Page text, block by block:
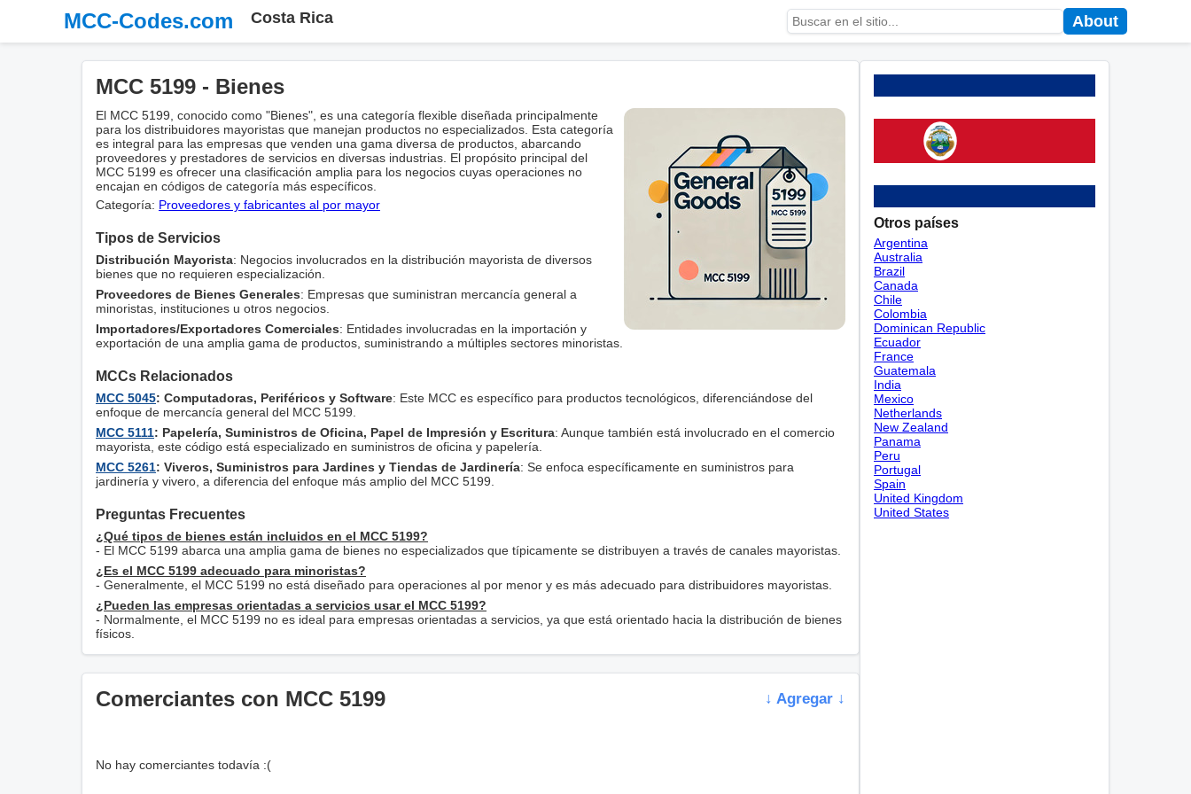
MCC-Codes.com Costa Rica About
MCC 5199 - Bienes
El MCC 5199, conocido como "Bienes", es una categoría flexible diseñada principalmente
para los distribuidores mayoristas que manejan productos no especializados. Esta categoría
es integral para las empresas que venden una gama diversa de productos, abarcando
proveedores y prestadores de servicios en diversas industrias. El propósito principal del
MCC 5199 es ofrecer una clasificación amplia para los negocios cuyas operaciones no
encajan en códigos de categoría más específicos.
Categoría: Proveedores y fabricantes al por mayor
Tipos de Servicios
Distribución Mayorista: Negocios involucrados en la distribución mayorista de diversos
bienes que no requieren especialización.
Proveedores de Bienes Generales: Empresas que suministran mercancía general a
minoristas, instituciones u otros negocios.
Importadores/Exportadores Comerciales: Entidades involucradas en la importación y
exportación de una amplia gama de productos, suministrando a múltiples sectores minoristas.
MCCs Relacionados
MCC 5045: Computadoras, Periféricos y Software: Este MCC es específico para productos tecnológicos, diferenciándose del
enfoque de mercancía general del MCC 5199.
MCC 5111: Papelería, Suministros de Oficina, Papel de Impresión y Escritura: Aunque también está involucrado en el comercio
mayorista, este código está especializado en suministros de oficina y papelería.
MCC 5261: Viveros, Suministros para Jardines y Tiendas de Jardinería: Se enfoca específicamente en suministros para
jardinería y vivero, a diferencia del enfoque más amplio del MCC 5199.
Preguntas Frecuentes
¿Qué tipos de bienes están incluidos en el MCC 5199?
- El MCC 5199 abarca una amplia gama de bienes no especializados que típicamente se distribuyen a través de canales mayoristas.
¿Es el MCC 5199 adecuado para minoristas?
- Generalmente, el MCC 5199 no está diseñado para operaciones al por menor y es más adecuado para distribuidores mayoristas.
¿Pueden las empresas orientadas a servicios usar el MCC 5199?
- Normalmente, el MCC 5199 no es ideal para empresas orientadas a servicios, ya que está orientado hacia la distribución de bienes
físicos.
Comerciantes con MCC 5199 ↓ Agregar ↓
No hay comerciantes todavía :(
Otros países
Argentina
Australia
Brazil
Canada
Chile
Colombia
Dominican Republic
Ecuador
France
Guatemala
India
Mexico
Netherlands
New Zealand
Panama
Peru
Portugal
Spain
United Kingdom
United States